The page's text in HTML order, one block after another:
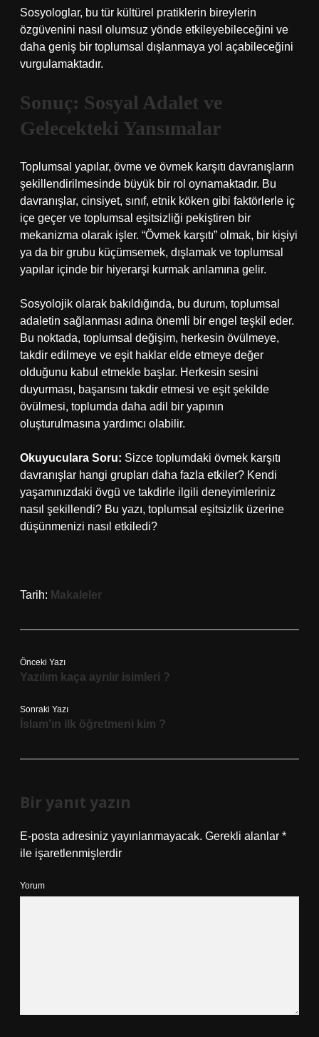
Sosyologlar, bu tür kültürel pratiklerin bireylerin
özgüvenini nasıl olumsuz yönde etkileyebileceğini ve
daha geniş bir toplumsal dışlanmaya yol açabileceğini
vurgulamaktadır.
Sonuç: Sosyal Adalet ve
Gelecekteki Yansımalar
Toplumsal yapılar, övme ve övmek karşıtı davranışların
şekillendirilmesinde büyük bir rol oynamaktadır. Bu
davranışlar, cinsiyet, sınıf, etnik köken gibi faktörlerle iç
içe geçer ve toplumsal eşitsizliği pekiştiren bir
mekanizma olarak işler. “Övmek karşıtı” olmak, bir kişiyi
ya da bir grubu küçümsemek, dışlamak ve toplumsal
yapılar içinde bir hiyerarşi kurmak anlamına gelir.
Sosyolojik olarak bakıldığında, bu durum, toplumsal
adaletin sağlanması adına önemli bir engel teşkil eder.
Bu noktada, toplumsal değişim, herkesin övülmeye,
takdir edilmeye ve eşit haklar elde etmeye değer
olduğunu kabul etmekle başlar. Herkesin sesini
duyurması, başarısını takdir etmesi ve eşit şekilde
övülmesi, toplumda daha adil bir yapının
oluşturulmasına yardımcı olabilir.
Okuyuculara Soru: Sizce toplumdaki övmek karşıtı
davranışlar hangi grupları daha fazla etkiler? Kendi
yaşamınızdaki övgü ve takdirle ilgili deneyimleriniz
nasıl şekillendi? Bu yazı, toplumsal eşitsizlik üzerine
düşünmenizi nasıl etkiledi?
Tarih: Makaleler
Önceki Yazı
Yazılım kaça ayrılır isimleri ?
Sonraki Yazı
İslam’ın ilk öğretmeni kim ?
Bir yanıt yazın
E-posta adresiniz yayınlanmayacak. Gerekli alanlar *
ile işaretlenmişlerdir
Yorum